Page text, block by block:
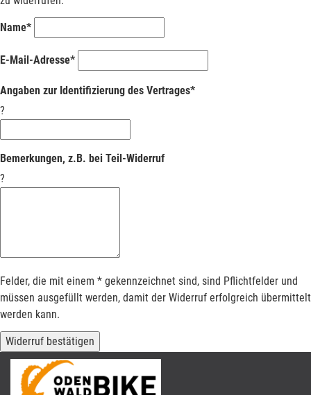
Name*
E-Mail-Adresse*
Angaben zur Identifizierung des Vertrages*
?
Bemerkungen, z.B. bei Teil-Widerruf
?
Felder, die mit einem * gekennzeichnet sind, sind Pflichtfelder und
müssen ausgefüllt werden, damit der Widerruf erfolgreich übermittelt
werden kann.
Widerruf bestätigen